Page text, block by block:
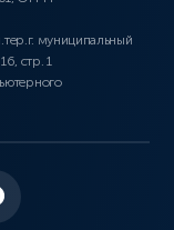
муниципальный
стр. 1